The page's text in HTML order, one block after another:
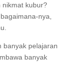
nikmat kubur?
nya,
banyak pelajaran
banyak